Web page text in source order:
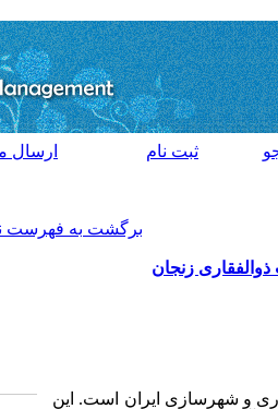
ثبت نام ارسال
برگشت به فهرست
زنجان
و شهرسازی ایران است. این